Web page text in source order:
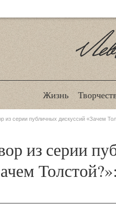
Жизнь
из серии публичных дискуссий «Зачем
из серии